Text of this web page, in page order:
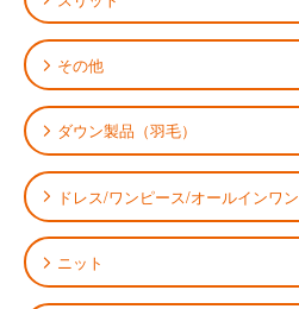
その他
ダウン製品（羽毛）
ドレス/ワンピース/オールインワン
ニット